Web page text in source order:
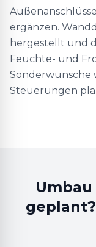
ergänzen.
hergestellt und
Feuchte- und
Steuerungen